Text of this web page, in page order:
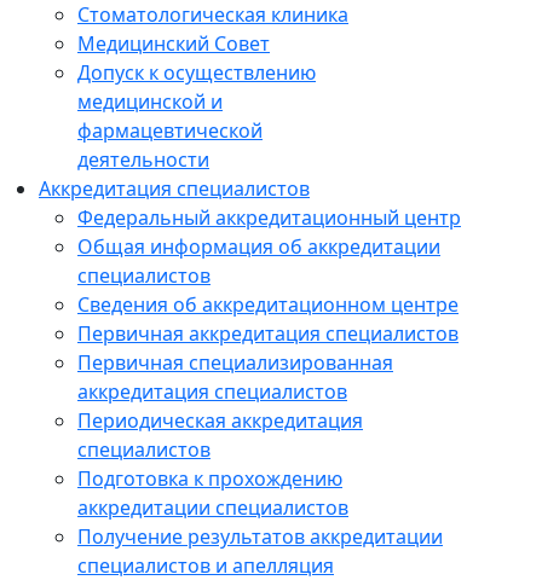
Стоматологическая клиника
Медицинский Совет
Допуск к осуществлению
медицинской и
фармацевтической
деятельности
Аккредитация специалистов
Федеральный аккредитационный центр
Общая информация об аккредитации
специалистов
Сведения об аккредитационном центре
Первичная аккредитация специалистов
Первичная специализированная
аккредитация специалистов
Периодическая аккредитация
специалистов
Подготовка к прохождению
аккредитации специалистов
Получение результатов аккредитации
специалистов и апелляция